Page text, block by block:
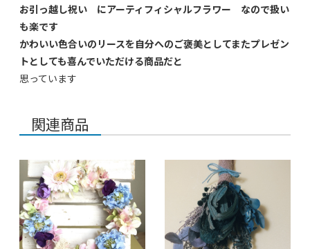
お引っ越し祝い にアーティフィシャルフラワー なので扱い
も楽です
かわいい色合いのリースを自分へのご褒美としてまたプレゼン
トとしても喜んでいただける商品だと
思っています
関連商品